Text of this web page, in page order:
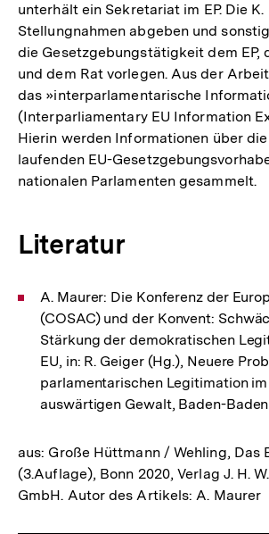
unterhält ein Sekretariat im EP. Die K.
Stellungnahmen abgeben und
die Gesetzgebungstätigkeit dem EP,
und dem Rat vorlegen. Aus der
das »interparlamentarische
(Interparliamentary EU Information
Hierin werden Informationen über
laufenden EU-
nationalen Parlamenten gesammelt.
Literatur
A. Maurer: Die Konferenz der
(COSAC) und der Konvent:
Stärkung der demokratischen
EU, in: R. Geiger (Hg.), Neuere
parlamentarischen Legitimation
auswärtigen Gewalt, Baden-
aus: Große Hüttmann / Wehling, Das
(3.Auflage), Bonn 2020, Verlag J. H.
GmbH. Autor des Artikels: A. Maurer